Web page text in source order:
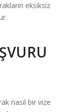
eksiksiz
nasıl bir vize